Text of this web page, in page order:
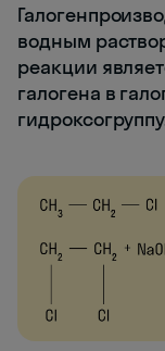
водным
реакции
галогена в